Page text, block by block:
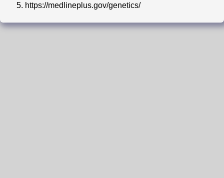
5. https://medlineplus.gov/genetics/